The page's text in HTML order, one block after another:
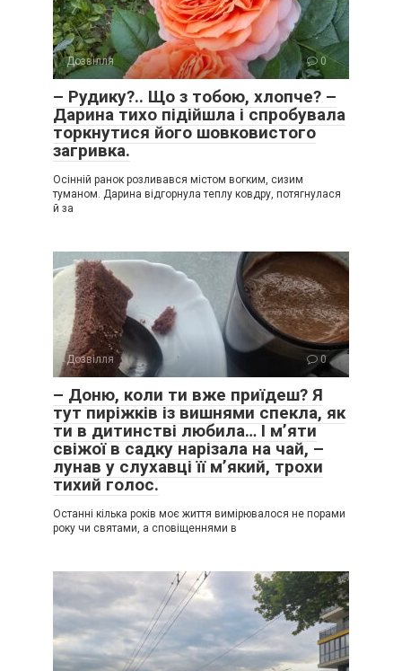
Дозвілля 0
– Рудику?.. Що з тобою, хлопче? –
Дарина тихо підійшла і спробувала
торкнутися його шовковистого
загривка.
Осінній ранок розливався містом вогким, сизим
туманом. Дарина відгорнула теплу ковдру, потягнулася
й за
Дозвілля 0
– Доню, коли ти вже приїдеш? Я
тут пиріжків із вишнями спекла, як
ти в дитинстві любила… І м’яти
свіжої в садку нарізала на чай, –
лунав у слухавці її м’який, трохи
тихий голос.
Останні кілька років моє життя вимірювалося не порами
року чи святами, а сповіщеннями в